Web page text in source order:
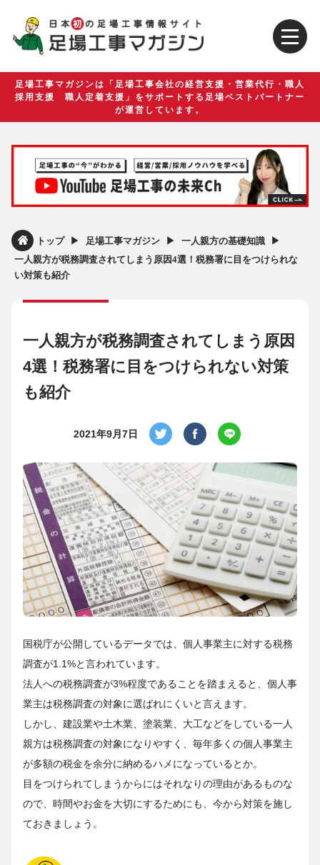
足場工事マガジンは「足場工事会社の経営支援・営業代行・職人
採用支援 職人定着支援」をサポートする足場ベストパートナー
が運営しています。
トップ ▶︎ 足場工事マガジン ▶︎ 一人親方の基礎知識 ▶︎
一人親方が税務調査されてしまう原因4選！税務署に目をつけられな
い対策も紹介
一人親方が税務調査されてしまう原因
4選！税務署に目をつけられない対策
も紹介
2021年9月7日
国税庁が公開しているデータでは、個人事業主に対する税務
調査が1.1%と言われています。
法人への税務調査が3%程度であることを踏まえると、個人事
業主は税務調査の対象に選ばれにくいと言えます。
しかし、建設業や土木業、塗装業、大工などをしている一人
親方は税務調査の対象になりやすく、毎年多くの個人事業主
が多額の税金を余分に納めるハメになっているとか。
目をつけられてしまうからにはそれなりの理由があるものな
ので、時間やお金を大切にするためにも、今から対策を施し
ておきましょう。